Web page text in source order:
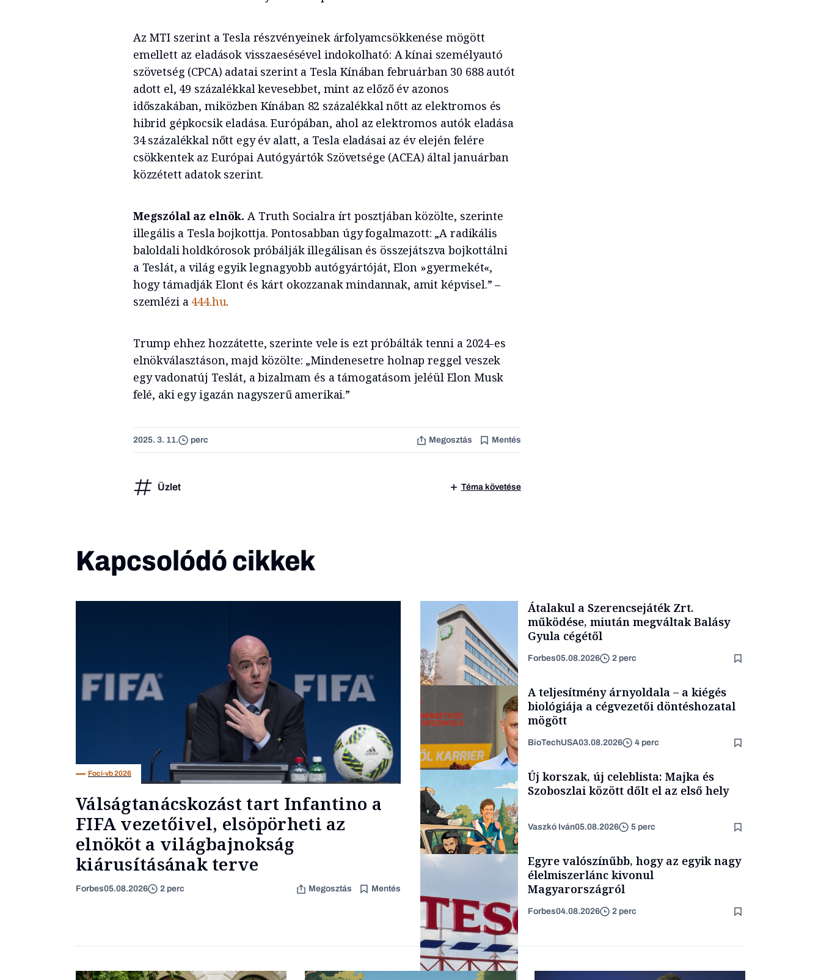
Az MTI szerint a Tesla részvényeinek árfolyamcsökkenése mögött
emellett az eladások visszaesésével indokolható: A kínai személyautó
szövetség (CPCA) adatai szerint a Tesla Kínában februárban 30 688 autót
adott el, 49 százalékkal kevesebbet, mint az előző év azonos
időszakában, miközben Kínában 82 százalékkal nőtt az elektromos és
hibrid gépkocsik eladása. Európában, ahol az elektromos autók eladása
34 százalékkal nőtt egy év alatt, a Tesla eladásai az év elején felére
csökkentek az Európai Autógyártók Szövetsége (ACEA) által januárban
közzétett adatok szerint.
Megszólal az elnök. A Truth Socialra írt posztjában közölte, szerinte
illegális a Tesla bojkottja. Pontosabban úgy fogalmazott: „A radikális
baloldali holdkórosok próbálják illegálisan és összejátszva bojkottálni
a Teslát, a világ egyik legnagyobb autógyártóját, Elon »gyermekét«,
hogy támadják Elont és kárt okozzanak mindannak, amit képvisel.” –
szemlézi a 444.hu.
Trump ehhez hozzátette, szerinte vele is ezt próbálták tenni a 2024-es
elnökválasztáson, majd közölte: „Mindenesetre holnap reggel veszek
egy vadonatúj Teslát, a bizalmam és a támogatásom jeléül Elon Musk
felé, aki egy igazán nagyszerű amerikai.”
2025. 3. 11. perc Megosztás Mentés
Üzlet Téma követése
Kapcsolódó cikkek
Foci-vb 2026
Válságtanácskozást tart Infantino a
FIFA vezetőivel, elsöpörheti az
elnököt a világbajnokság
kiárusításának terve
Forbes05.08.2026 2 perc Megosztás Mentés
Átalakul a Szerencsejáték Zrt.
működése, miután megváltak Balásy
Gyula cégétől
Forbes05.08.2026 2 perc
A teljesítmény árnyoldala – a kiégés
biológiája a cégvezetői döntéshozatal
mögött
BioTechUSA03.08.2026 4 perc
Lista
Új korszak, új celeblista: Majka és
Szoboszlai között dőlt el az első hely
Vaszkó Iván05.08.2026 5 perc
Egyre valószínűbb, hogy az egyik nagy
élelmiszerlánc kivonul
Magyarországról
Forbes04.08.2026 2 perc